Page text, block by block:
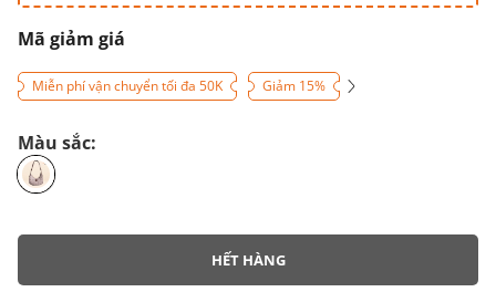
Mã giảm giá
Miễn phí vận chuyển tối đa 50K Giảm 15%
Màu sắc:
HẾT HÀNG